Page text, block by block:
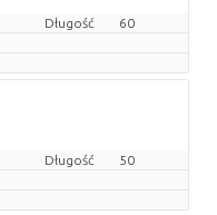
Długość
60
Długość
50